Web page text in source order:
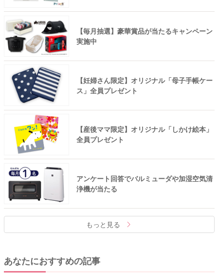
【毎月抽選】豪華賞品が当たるキャンペーン
実施中
【妊婦さん限定】オリジナル「母子手帳ケー
ス」全員プレゼント
【産後ママ限定】オリジナル「しかけ絵本」
全員プレゼント
アンケート回答でバルミューダや加湿空気清
浄機が当たる
もっと見る
あなたにおすすめの記事